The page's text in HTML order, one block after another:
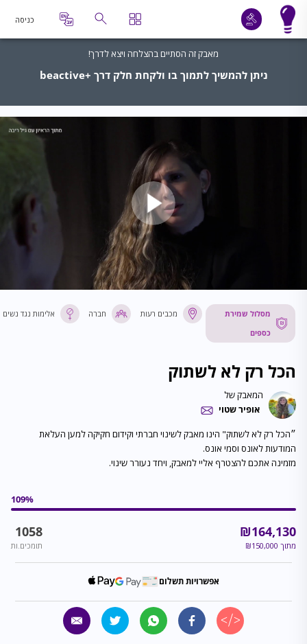
כניסה
מאבק זה הסתיים בהצלחה ויצא לדרך!
ניתן להמשיך לתמוך בו ולקחת חלק דרך +beactive
מסלול שמירת
כספים
מכבים רעות חברה אלימות נגד נשים
הכל רק לא לשתוק
המאבק של
אופיר שטוי
״הכל רק לא לשתוק" הינו מאבק לשינוי חברתי וקידום חקיקה למען העלאת
מזמינה אתכם להצטרף אליי למאבק, ויחד נעורר שינוי.
109%
₪164,130
מתוך ₪150,000
1058
תומכים.ות
אפשרויות תשלום